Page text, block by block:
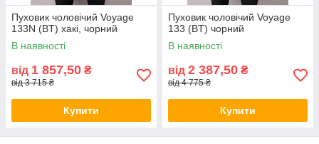
Пуховик чоловічий Voyage
133N (BT) хакі, чорний
В наявності
від 1 857,50 ₴
від 3 715 ₴
Купити
Пуховик чоловічий Voyage
133 (BT) чорний
В наявності
від 2 387,50 ₴
від 4 775 ₴
Купити